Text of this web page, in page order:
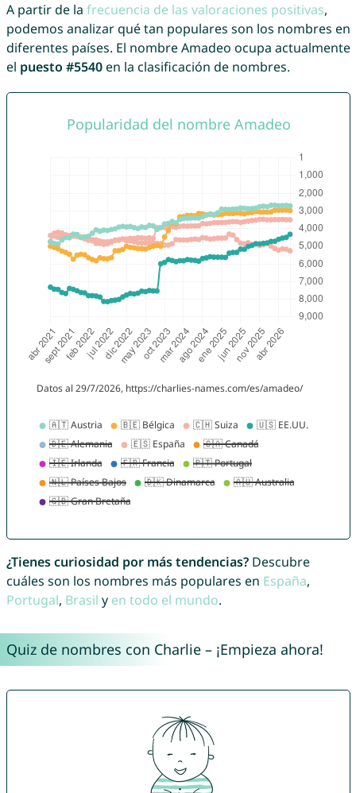
A partir de la frecuencia de las valoraciones positivas,
podemos analizar qué tan populares son los nombres en
diferentes países. El nombre Amadeo ocupa actualmente
el puesto #5540en la clasificación de nombres.
¿Tienes curiosidad por más tendencias?Descubre
cuáles son los nombres más populares en España,
Portugal, Brasil y en todo el mundo.
Quiz de nombres con Charlie – ¡Empieza ahora!